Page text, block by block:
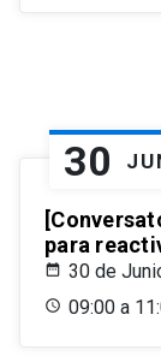
30
para
30 de
09:00 a